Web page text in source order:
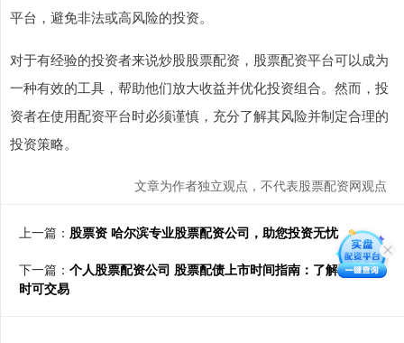
平台，避免非法或高风险的投资。
对于有经验的投资者来说炒股股票配资，股票配资平台可以成为
一种有效的工具，帮助他们放大收益并优化投资组合。然而，投
资者在使用配资平台时必须谨慎，充分了解其风险并制定合理的
投资策略。
文章为作者独立观点，不代表股票配资网观点
上一篇： 股票资 哈尔滨专业股票配资公司，助您投资无忧
下一篇： 个人股票配资公司 股票配债上市时间指南：了解配债何
时可交易